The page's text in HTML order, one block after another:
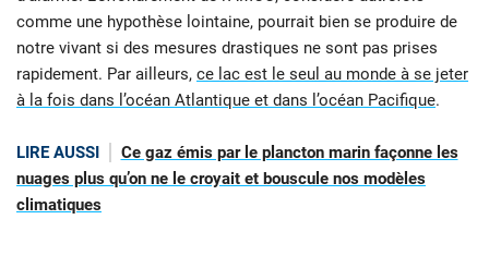
comme une hypothèse lointaine, pourrait bien se produire de
notre vivant si des mesures drastiques ne sont pas prises
rapidement. Par ailleurs, ce lac est le seul au monde à se jeter
à la fois dans l’océan Atlantique et dans l’océan Pacifique.
LIRE AUSSI
Ce gaz émis par le plancton marin façonne les
nuages plus qu’on ne le croyait et bouscule nos modèles
climatiques